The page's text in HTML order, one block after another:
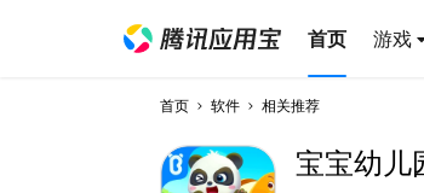
首页 游戏
首页 软件 相关推荐
宝宝幼儿